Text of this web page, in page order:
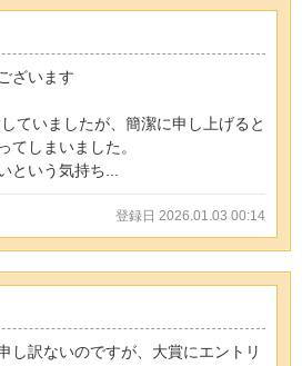
ざいます
ていましたが、簡潔に申し上げると
てしまいました。
という気持ち...
登録日 2026.01.03 00:14
し訳ないのですが、大賞にエントリ